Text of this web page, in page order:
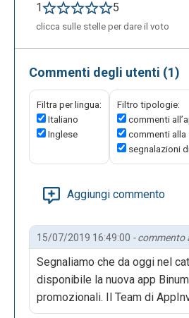
1
5
clicca sulle stelle per dare il voto
Commenti degli utenti (1)
Filtra per lingua:
Italiano
Inglese
Filtro tipologie:
commenti
commenti
segnalazioni
Aggiungi commento
15/07/2019 16:49:00 - commento
Segnaliamo che da oggi nel
disponibile la nuova app
promozionali. Il Team di